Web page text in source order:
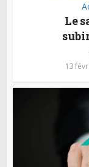
Le
13